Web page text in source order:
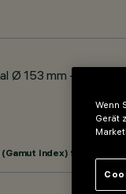
Ø 153 mm - Wall
Index) 95
Wenn
Gerät